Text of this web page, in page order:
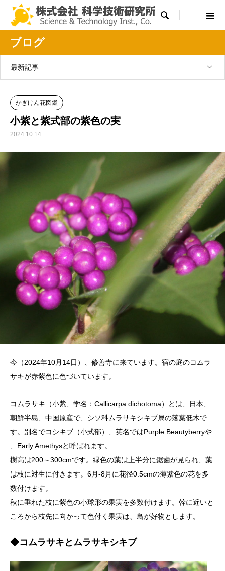

ブログ
最新記事
かぎけん花図鑑
小紫と紫式部の紫色の実
2024.10.14
今（2024年10月14日）、修善寺に来ています。宿の庭のコムラ
サキが赤紫色に色づいています。
コムラサキ（小紫、学名：Callicarpa dichotoma）とは、日本、
朝鮮半島、中国原産で、シソ科ムラサキシキブ属の落葉低木で
す。別名でコシキブ（小式部）、英名ではPurple Beautyberryや
、Early Amethysと呼ばれます。
樹高は200～300cmです。緑色の葉は上半分に鋸歯が見られ、葉
は枝に対生に付きます。6月-8月に花径0.5cmの薄紫色の花を多
数付けます。
秋に垂れた枝に紫色の小球形の果実を多数付けます。幹に近いと
ころから枝先に向かって色付く果実は、鳥が好物とします。
◆コムラサキとムラサキシキブ